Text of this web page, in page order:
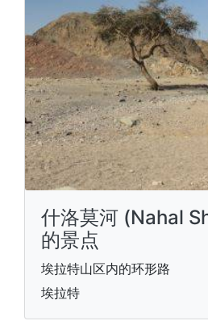
什洛莫河 (Nahal
的景点
埃拉特山区内的环形路
埃拉特